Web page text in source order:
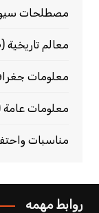
مصطلحات
معالم تاريخية(36)
معلومات
معلومات عامة
مناسبات
روابط مهمه